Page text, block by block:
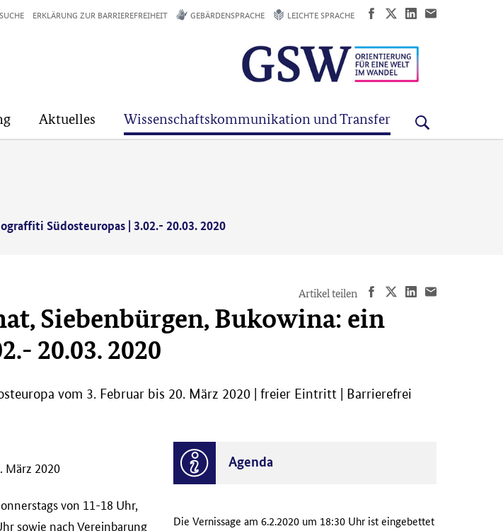
Aktuelles Wissenschaftskommunikation und Transfer
SUCHE ERKLÄRUNG ZUR BARRIEREFREIHEIT GEBÄRDENSPRACHE LEICHTE SPRACHE
Südosteuropas | 3.02.- 20.03. 2020
Artikel teilen
Siebenbürgen, Bukowina: ein
20.03. 2020
vom 3. Februar bis 20. März 2020 | freier Eintritt | Barrierefrei
März 2020
von 11-18 Uhr,
sowie nach Vereinbarung
Agenda
Die Vernissage am 6.2.2020 um 18:30 Uhr ist eingebettet